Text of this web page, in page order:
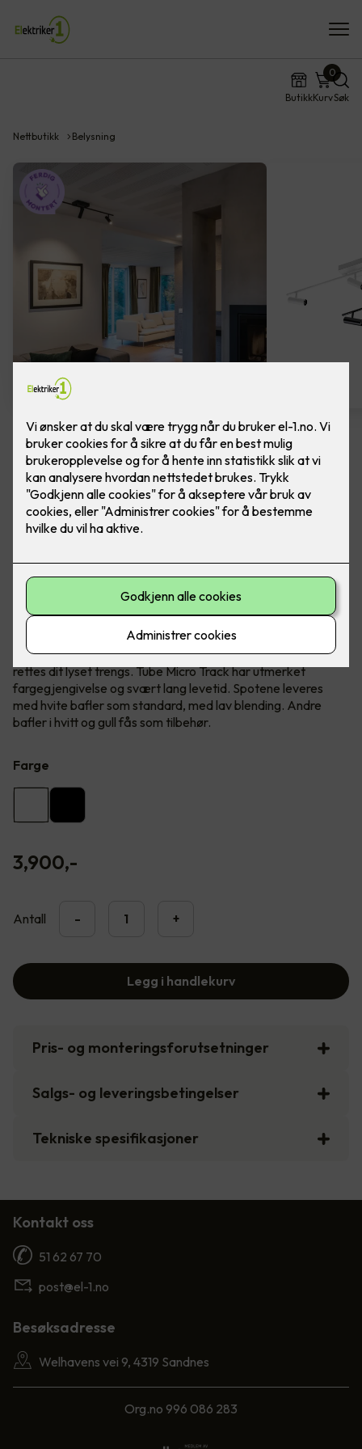
ButikkKurv
0
Søk
Nettbutikk Belysning
Spotskinne - Tube Micro Track,
Hvit
Ferdig montert spotskinne fra SG Armaturen.
Hvit
Tube Micro Track er en skinne med slanke, presise spoter
med minimalistisk, eksklusivt utseende. Den er lett å
montere i alle kjente takuttak og bokser i ulike typer rom i
boligen som soverom, stuer, entreer osv. Hver spot kan
rettes dit lyset trengs. Tube Micro Track har utmerket
fargegjengivelse og svært lang levetid. Spotene leveres
med hvite bafler som standard, med lav blending. Andre
bafler i hvitt og gull fås som tilbehør.
Farge
3,900,-
Antall - +
Legg i handlekurv
Pris- og monteringsforutsetninger
Salgs- og leveringsbetingelser
Tekniske spesifikasjoner
Kontakt oss
51 62 67 70
post@el-1.no
Besøksadresse
Welhavens vei 9, 4319 Sandnes
Org.no 996 086 283